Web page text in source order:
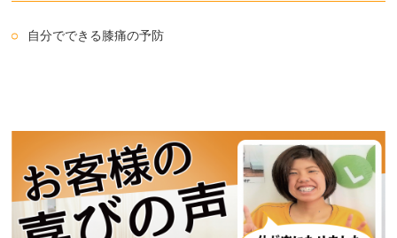
自分でできる膝痛の予防